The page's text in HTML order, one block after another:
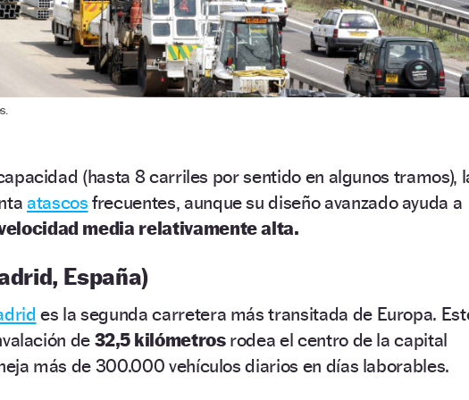
(hasta 8 carriles por sentido en algunos tramos),
atascos frecuentes, aunque su diseño avanzado ayuda a
media relativamente alta.
España)
es la segunda carretera más transitada de Europa.
de32,5 kilómetrosrodea el centro de la capital
más de 300.000 vehículos diarios en días laborables.